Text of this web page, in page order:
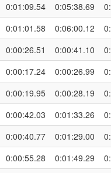
0:01:09.54 0:05:38.69
0:01:01.58 0:06:00.12
0:00:26.51 0:00:41.10
0:00:17.24 0:00:26.99
0:00:19.95 0:00:28.19
0:00:42.03 0:01:33.26
0:00:40.77 0:01:29.00
0:00:55.28 0:01:49.29